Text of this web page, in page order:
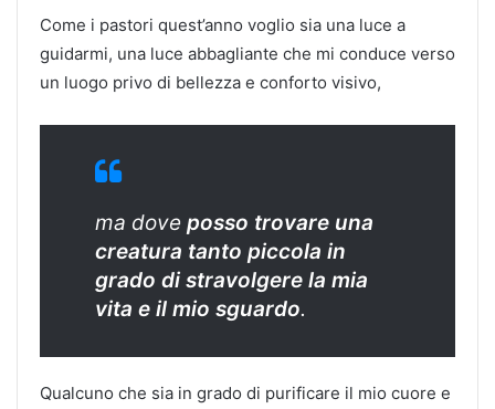
Come i pastori quest’anno voglio sia una luce a
guidarmi, una luce abbagliante che mi conduce verso
un luogo privo di bellezza e conforto visivo,
ma dove posso trovare una
creatura tanto piccola in
grado di stravolgere la mia
vita e il mio sguardo.
Qualcuno che sia in grado di purificare il mio cuore e